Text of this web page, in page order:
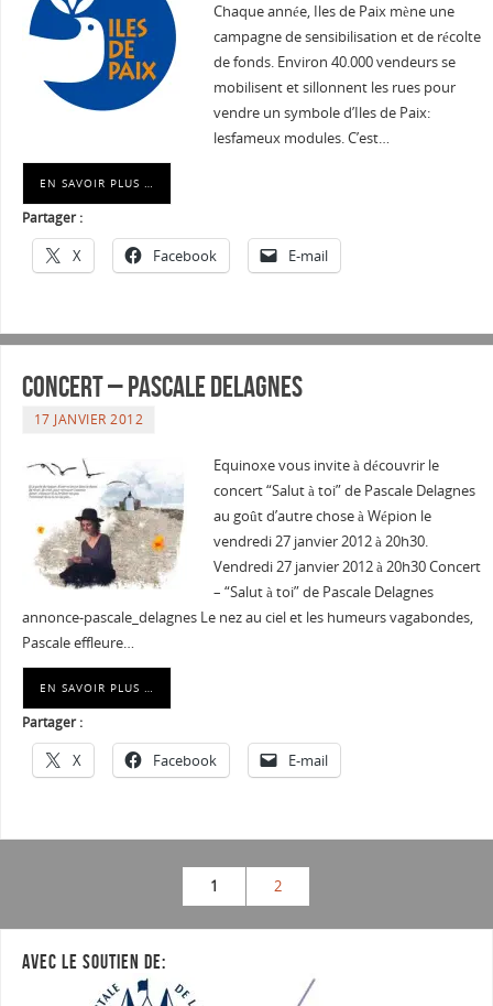
Chaque année, Iles de Paix mène une
campagne de sensibilisation et de récolte
de fonds. Environ 40.000 vendeurs se
mobilisent et sillonnent les rues pour
vendre un symbole d’Iles de Paix:
lesfameux modules. C’est…
EN SAVOIR PLUS …
Partager :
X Facebook E-mail
Concert – Pascale Delagnes
17 JANVIER 2012
Equinoxe vous invite à découvrir le
concert “Salut à toi” de Pascale Delagnes
au goût d’autre chose à Wépion le
vendredi 27 janvier 2012 à 20h30.
Vendredi 27 janvier 2012 à 20h30 Concert
– “Salut à toi” de Pascale Delagnes
annonce-pascale_delagnes Le nez au ciel et les humeurs vagabondes,
Pascale effleure…
EN SAVOIR PLUS …
Partager :
X Facebook E-mail
1 2
AVEC LE SOUTIEN DE: